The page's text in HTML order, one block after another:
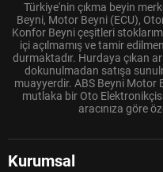
Türkiye'nin çıkma beyin
Beyni, Motor Beyni (ECU),
Konfor Beyni çeşitleri
içi açılmamış ve tamir
durmaktadır. Hurdaya çıkan
dokunulmadan satışa
muayyerdir. ABS Beyni Motor
mutlaka bir Oto
aracınıza göre
Kurumsal